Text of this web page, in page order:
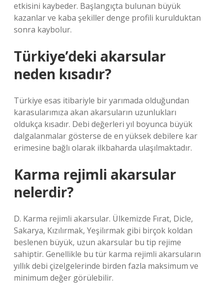
etkisini kaybeder. Başlangıçta bulunan büyük
kazanlar ve kaba şekiller denge profili kurulduktan
sonra kaybolur.
Türkiye’deki akarsular
neden kısadır?
Türkiye esas itibariyle bir yarımada olduğundan
karasularımıza akan akarsuların uzunlukları
oldukça kısadır. Debi değerleri yıl boyunca büyük
dalgalanmalar gösterse de en yüksek debilere kar
erimesine bağlı olarak ilkbaharda ulaşılmaktadır.
Karma rejimli akarsular
nelerdir?
D. Karma rejimli akarsular. Ülkemizde Fırat, Dicle,
Sakarya, Kızılırmak, Yeşilırmak gibi birçok koldan
beslenen büyük, uzun akarsular bu tip rejime
sahiptir. Genellikle bu tür karma rejimli akarsuların
yıllık debi çizelgelerinde birden fazla maksimum ve
minimum değer görülebilir.